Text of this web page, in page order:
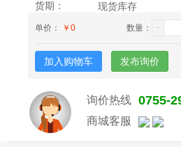
货期： 现货库存
单价： ￥ 0 数量：
加入购物车 发布询价
询价热线 0755-
商城客服